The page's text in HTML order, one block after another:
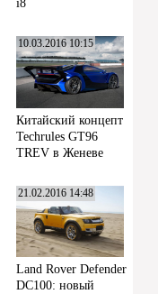
i8
10.03.2016 10:15
Китайский концепт
Techrules GT96
TREV в Женеве
21.02.2016 14:48
Land Rover Defender
DC100: новый